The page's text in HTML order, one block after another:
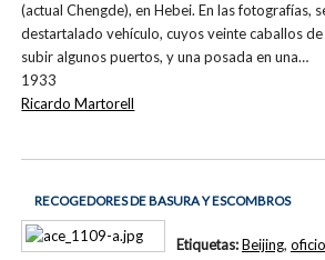
(actual Chengde), en Hebei. En las fotografías,
destartalado vehículo, cuyos veinte caballos
subir algunos puertos, y una posada en una…
1933
Ricardo Martorell
RECOGEDORES DE BASURA Y ESCOMBROS
Etiquetas:Beijing,